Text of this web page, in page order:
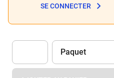
SE CONNECTER
Unité
Paquet